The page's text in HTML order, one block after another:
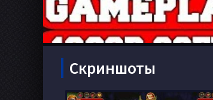
Скриншоты